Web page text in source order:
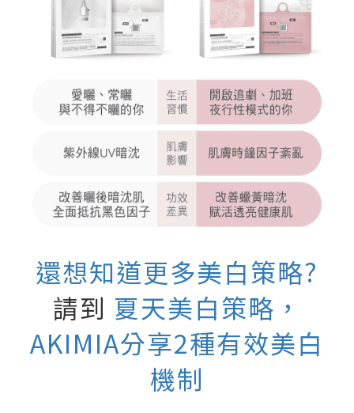
還想知道更多美白策略?
請到 夏天美白策略，
AKIMIA分享2種有效美白
機制